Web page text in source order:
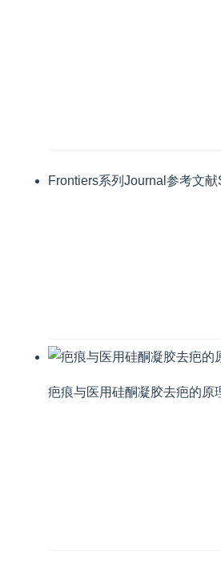
Frontiers系列Journal参考文
疤痕与医用硅酮凝胶去疤的原